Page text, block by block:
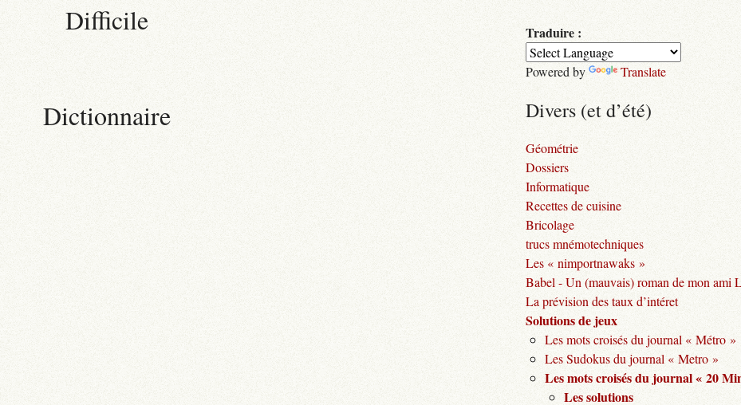
Difficile
Dictionnaire
Traduire :
Powered by Translate
Divers (et d’été)
Géométrie
Dossiers
Informatique
Recettes de cuisine
Bricolage
trucs mnémotechniques
Les « nimportnawaks »
Babel - Un (mauvais) roman de mon ami
La prévision des taux d’intéret
Solutions de jeux
Les mots croisés du journal « Métro »
Les Sudokus du journal « Metro »
Les mots croisés du journal « 20
Les solutions